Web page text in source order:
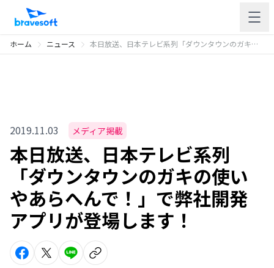
ホーム ニュース 本日放送、日本テレビ系列「ダウンタウンのガキの使いやあらへんで！」で弊社開発アプリが登場します！
2019.11.03 メディア掲載
本日放送、日本テレビ系列
「ダウンタウンのガキの使い
やあらへんで！」で弊社開発
アプリが登場します！